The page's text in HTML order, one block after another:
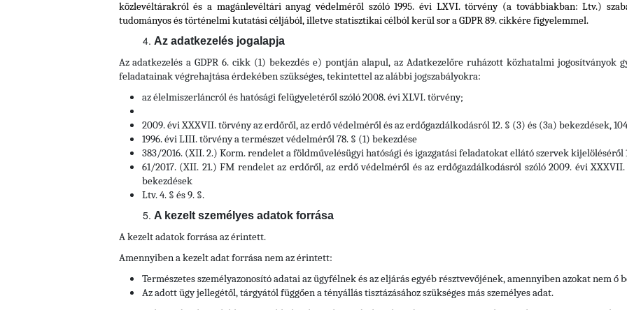
közlevéltárakról és a magánlevéltári anyag védelméről szóló 1995. évi LXVI. törvény (a továbbiakban: Ltv.)
tudományos és történelmi kutatási céljából, illetve statisztikai célból kerül sor a GDPR 89. cikkére figyelemmel.
Az adatkezelés jogalapja
Az adatkezelés a GDPR 6. cikk (1) bekezdés e) pontján alapul, az Adatkezelőre ruházott közhatalmi jogosítványok
feladatainak végrehajtása érdekében szükséges, tekintettel az alábbi jogszabályokra:
az élelmiszerláncról és hatósági felügyeletéről szóló 2008. évi XLVI. törvény;
2009. évi XXXVII. törvény az erdőről, az erdő védelméről és az erdőgazdálkodásról 12. § (3) és (3a) bekezdések,
1996. évi LIII. törvény a természet védelméről 78. § (1) bekezdése
383/2016. (XII. 2.) Korm. rendelet a földművelésügyi hatósági és igazgatási feladatokat ellátó szervek kijelöléséről
61/2017. (XII. 21.) FM rendelet az erdőről, az erdő védelméről és az erdőgazdálkodásról szóló 2009. évi
bekezdések
Ltv. 4. § és 9. §.
A kezelt személyes adatok forrása
A kezelt adatok forrása az érintett.
Amennyiben a kezelt adat forrása nem az érintett:
Természetes személyazonosító adatai az ügyfélnek és az eljárás egyéb résztvevőjének, amennyiben azokat nem ő
Az adott ügy jellegétől, tárgyától függően a tényállás tisztázásához szükséges más személyes adat.